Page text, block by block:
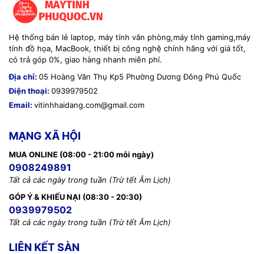
Hệ thống bán lẻ laptop, máy tính văn phòng,máy tính gaming,máy
tính đồ họa, MacBook, thiết bị công nghệ chính hãng với giá tốt,
có trả góp 0%, giao hàng nhanh miễn phí.
Địa chỉ: 05 Hoàng Văn Thụ Kp5 Phường Dương Đông Phú Quốc
Điện thoại: 0939979502
Email: vitinhhaidang.com@gmail.com
MẠNG XÃ HỘI
MUA ONLINE (08:00 - 21:00 mỗi ngày)
0908249891
Tất cả các ngày trong tuần (Trừ tết Âm Lịch)
GÓP Ý & KHIẾU NẠI (08:30 - 20:30)
0939979502
Tất cả các ngày trong tuần (Trừ tết Âm Lịch)
LIÊN KẾT SÀN